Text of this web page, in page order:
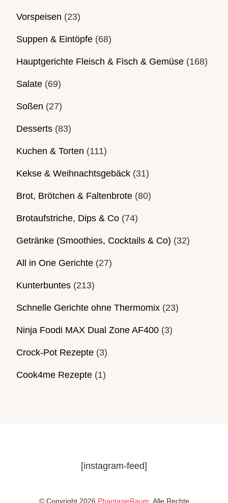
Vorspeisen (23)
Suppen & Eintöpfe (68)
Hauptgerichte Fleisch & Fisch & Gemüse (168)
Salate (69)
Soßen (27)
Desserts (83)
Kuchen & Torten (111)
Kekse & Weihnachtsgebäck (31)
Brot, Brötchen & Faltenbrote (80)
Brotaufstriche, Dips & Co (74)
Getränke (Smoothies, Cocktails & Co) (32)
All in One Gerichte (27)
Kunterbuntes (213)
Schnelle Gerichte ohne Thermomix (23)
Ninja Foodi MAX Dual Zone AF400 (3)
Crock-Pot Rezepte (3)
Cook4me Rezepte (1)
[instagram-feed]
© Copyright 2026 PhantasieRaum . Alle Rechte